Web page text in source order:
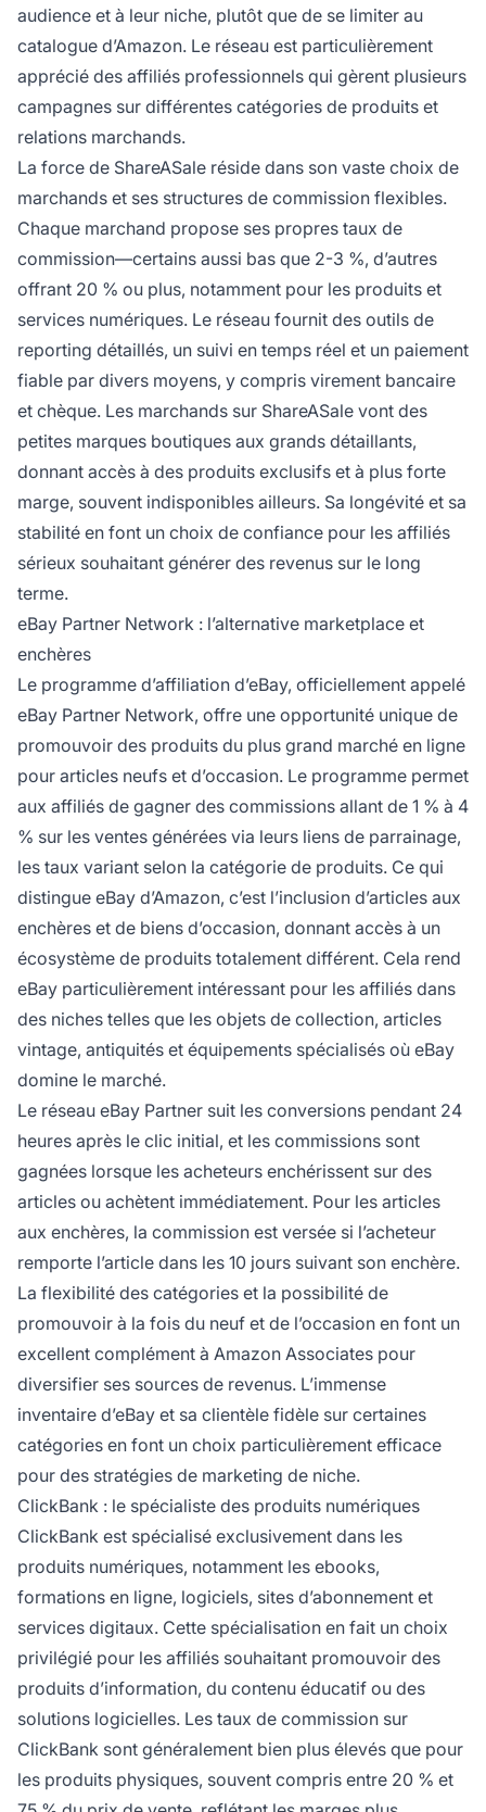
audience et à leur niche, plutôt que de se limiter au
catalogue d’Amazon. Le réseau est particulièrement
apprécié des affiliés professionnels qui gèrent plusieurs
campagnes sur différentes catégories de produits et
relations marchands.
La force de ShareASale réside dans son vaste choix de
marchands et ses structures de commission flexibles.
Chaque marchand propose ses propres taux de
commission—certains aussi bas que 2-3 %, d’autres
offrant 20 % ou plus, notamment pour les produits et
services numériques. Le réseau fournit des outils de
reporting détaillés, un suivi en temps réel et un paiement
fiable par divers moyens, y compris virement bancaire
et chèque. Les marchands sur ShareASale vont des
petites marques boutiques aux grands détaillants,
donnant accès à des produits exclusifs et à plus forte
marge, souvent indisponibles ailleurs. Sa longévité et sa
stabilité en font un choix de confiance pour les affiliés
sérieux souhaitant générer des revenus sur le long
terme.
eBay Partner Network : l’alternative marketplace et
enchères
Le programme d’affiliation d’eBay, officiellement appelé
eBay Partner Network, offre une opportunité unique de
promouvoir des produits du plus grand marché en ligne
pour articles neufs et d’occasion. Le programme permet
aux affiliés de gagner des commissions allant de 1 % à 4
% sur les ventes générées via leurs liens de parrainage,
les taux variant selon la catégorie de produits. Ce qui
distingue eBay d’Amazon, c’est l’inclusion d’articles aux
enchères et de biens d’occasion, donnant accès à un
écosystème de produits totalement différent. Cela rend
eBay particulièrement intéressant pour les affiliés dans
des niches telles que les objets de collection, articles
vintage, antiquités et équipements spécialisés où eBay
domine le marché.
Le réseau eBay Partner suit les conversions pendant 24
heures après le clic initial, et les commissions sont
gagnées lorsque les acheteurs enchérissent sur des
articles ou achètent immédiatement. Pour les articles
aux enchères, la commission est versée si l’acheteur
remporte l’article dans les 10 jours suivant son enchère.
La flexibilité des catégories et la possibilité de
promouvoir à la fois du neuf et de l’occasion en font un
excellent complément à Amazon Associates pour
diversifier ses sources de revenus. L’immense
inventaire d’eBay et sa clientèle fidèle sur certaines
catégories en font un choix particulièrement efficace
pour des stratégies de marketing de niche.
ClickBank : le spécialiste des produits numériques
ClickBank est spécialisé exclusivement dans les
produits numériques, notamment les ebooks,
formations en ligne, logiciels, sites d’abonnement et
services digitaux. Cette spécialisation en fait un choix
privilégié pour les affiliés souhaitant promouvoir des
produits d’information, du contenu éducatif ou des
solutions logicielles. Les taux de commission sur
ClickBank sont généralement bien plus élevés que pour
les produits physiques, souvent compris entre 20 % et